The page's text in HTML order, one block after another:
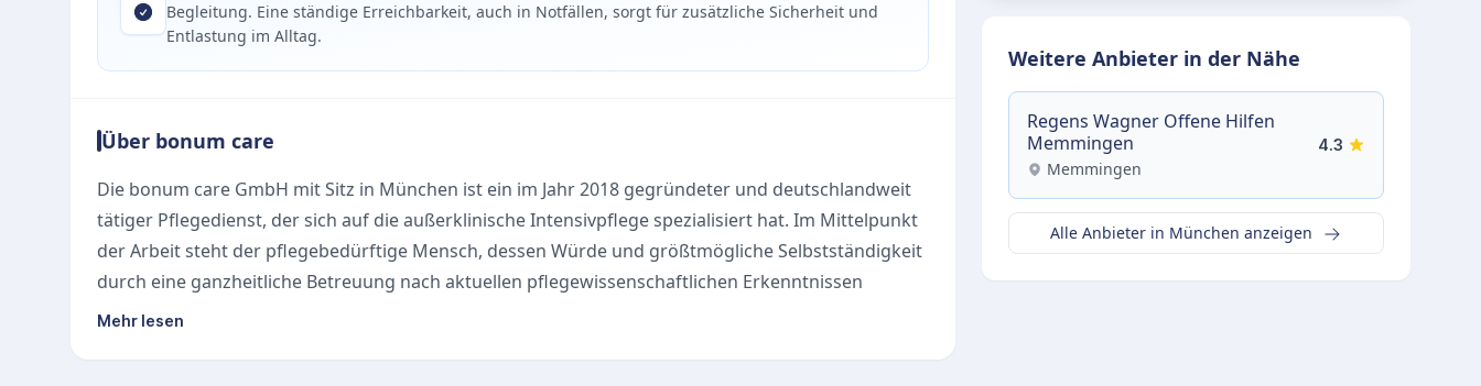
Begleitung. Eine ständige Erreichbarkeit, auch in Notfällen, sorgt für zusätzliche Sicherheit und
Entlastung im Alltag.
Über bonum care
Die bonum care GmbH mit Sitz in München ist ein im Jahr 2018 gegründeter und deutschlandweit
tätiger Pflegedienst, der sich auf die außerklinische Intensivpflege spezialisiert hat. Im Mittelpunkt
der Arbeit steht der pflegebedürftige Mensch, dessen Würde und größtmögliche Selbstständigkeit
durch eine ganzheitliche Betreuung nach aktuellen pflegewissenschaftlichen Erkenntnissen
gewahrt werden.
Mehr lesen
Weitere Anbieter in der Nähe
Regens Wagner Offene Hilfen
Memmingen
Memmingen
4.3
Alle Anbieter in München anzeigen